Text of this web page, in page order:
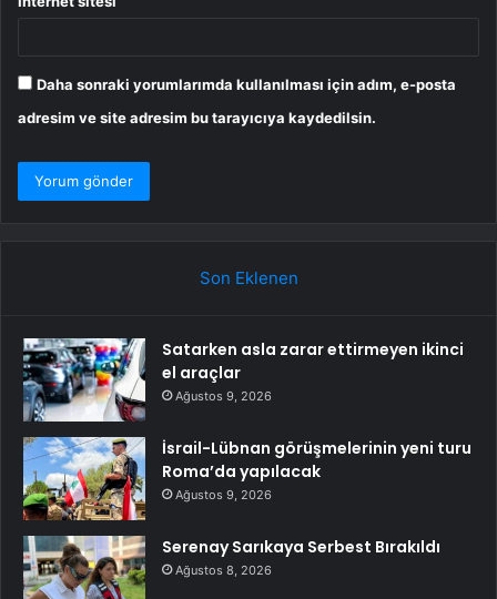
Daha sonraki yorumlarımda kullanılması için adım, e-posta
adresim ve site adresim bu tarayıcıya kaydedilsin.
Son Eklenen
Satarken asla zarar ettirmeyen ikinci
el araçlar
Ağustos 9, 2026
İsrail-Lübnan görüşmelerinin yeni turu
Roma’da yapılacak
Ağustos 9, 2026
Serenay Sarıkaya Serbest Bırakıldı
Ağustos 8, 2026